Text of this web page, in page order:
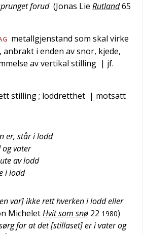
forud (Jonas Lie Rutland65
metallgjenstand som skal virke
anbrakt i enden av snor, kjede,
av vertikal stilling | jf.
stilling; loddretthet | motsatt
er, står i lodd
vater
av lodd
i lodd
var] ikke rett hverken i lodd eller
MicheletHvit som snø 22 1980)
for at det [stillaset] er i vater og